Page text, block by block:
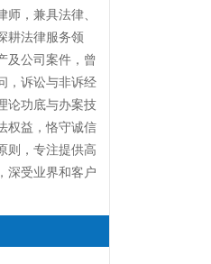
，兼具法律、
耕法律服务领
及公司案件，曾
，诉讼与非诉经
论功底与办案技
权益，恪守诚信
则，专注提供高
深受业界和客户